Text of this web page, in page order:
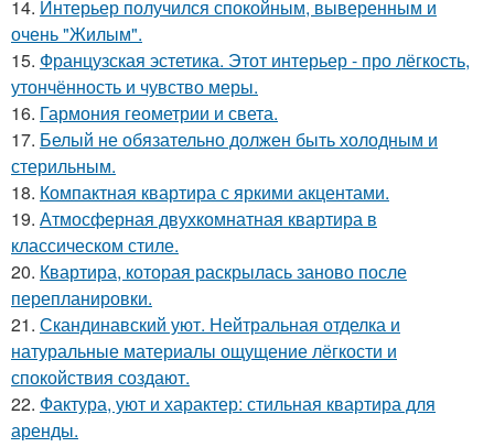
14. Интерьер получился спокойным, выверенным и
очень "Жилым".
15. Французская эстетика. Этот интерьер - про лёгкость,
утончённость и чувство меры.
16. Гармония геометрии и света.
17. Белый не обязательно должен быть холодным и
стерильным.
18. Компактная квартира с яркими акцентами.
19. Атмосферная двухкомнатная квартира в
классическом стиле.
20. Квартира, которая раскрылась заново после
перепланировки.
21. Скандинавский уют. Нейтральная отделка и
натуральные материалы ощущение лёгкости и
спокойствия создают.
22. Фактура, уют и характер: стильная квартира для
аренды.